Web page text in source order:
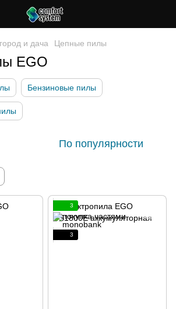
и дача Цепные пилы
EGO
Бензиновые пилы
По популярности
3
3